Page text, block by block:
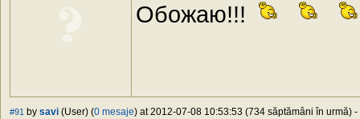
Обожаю!!!
#91 by savi (User) (0 mesaje) at 2012-07-08 10:53:53 (734 săptămâni în urmă) -